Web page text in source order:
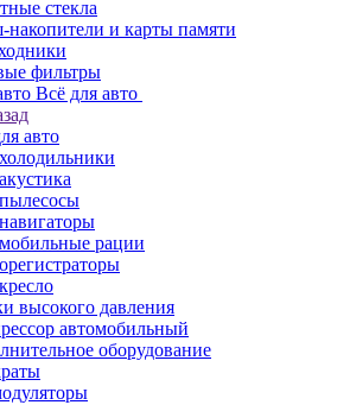
стекла
и карты памяти
фильтры
Всё для авто
авто
рации
высокого давления
автомобильный
оборудование